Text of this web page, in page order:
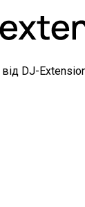
від DJ-